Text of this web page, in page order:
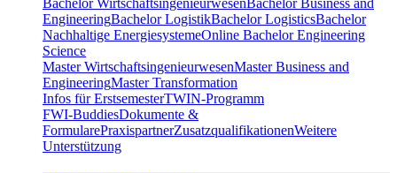
Bachelor WirtschaftsingenieurwesenBachelor Business and
EngineeringBachelor LogistikBachelor LogisticsBachelor
Nachhaltige EnergiesystemeOnline Bachelor Engineering
Science
Master WirtschaftsingenieurwesenMaster Business and
EngineeringMaster Transformation
Infos für ErstsemesterTWIN-Programm
FWI-BuddiesDokumente &
FormularePraxispartnerZusatzqualifikationenWeitere
Unterstützung